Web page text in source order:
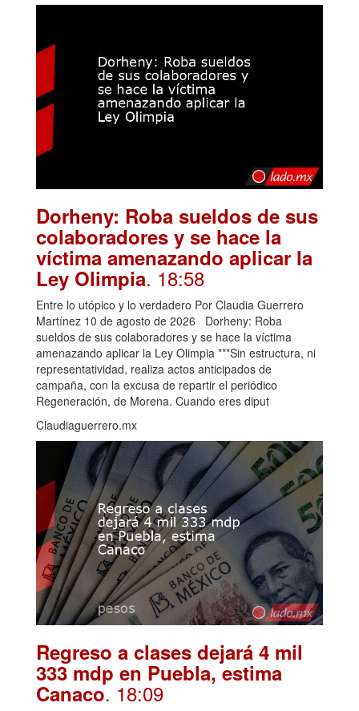
Dorheny: Roba sueldos de sus
colaboradores y se hace la
víctima amenazando aplicar la
Ley Olimpia. 18:58
Entre lo utópico y lo verdadero Por Claudia Guerrero
Martínez 10 de agosto de 2026 Dorheny: Roba
sueldos de sus colaboradores y se hace la víctima
amenazando aplicar la Ley Olimpia ***Sin estructura, ni
representatividad, realiza actos anticipados de
campaña, con la excusa de repartir el periódico
Regeneración, de Morena. Cuando eres diput
Claudiaguerrero.mx
Regreso a clases dejará 4 mil
333 mdp en Puebla, estima
Canaco. 18:09